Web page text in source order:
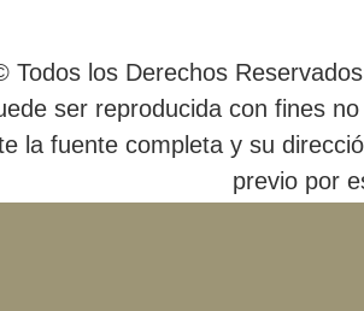
Todos los Derechos
ser reproducida con fines
la fuente completa y su
previo por